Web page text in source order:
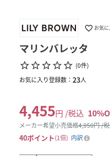
favorite_border お気
マリンバレッタ
star_borderstar_borderstar_borderstar_borderstar_border (0件)
お気に入り登録数： 23人
4,455円 /税込 10
メーカー希望小売価格4,950円 /
40ポイント 1倍 内訳